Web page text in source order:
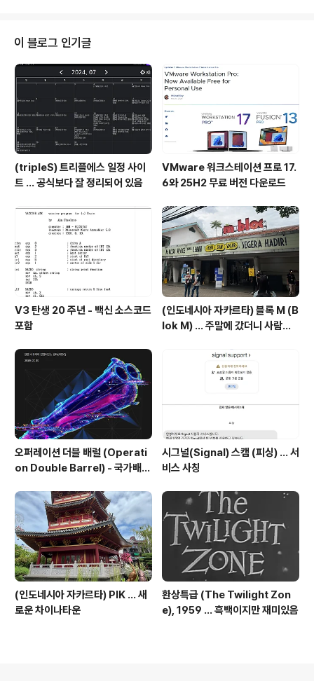
이 블로그 인기글
(tripleS) 트리플에스 일정 사이
트 ... 공식보다 잘 정리되어 있음
VMware 워크스테이션 프로 17.
6와 25H2 무료 버전 다운로드
V3 탄생 20 주년 - 백신 소스코드
포함
(인도네시아 자카르타) 블록 M (B
lok M) ... 주말에 갔더니 사람이
오퍼레이션 더블 배럴 (Operati
on Double Barrel) - 국가배후
시그널(Signal) 스캠 (피싱) ... 서
비스 사칭
(인도네시아 자카르타) PIK ... 새
로운 차이나타운
환상특급 (The Twilight Zon
e), 1959 ... 흑백이지만 재미있음